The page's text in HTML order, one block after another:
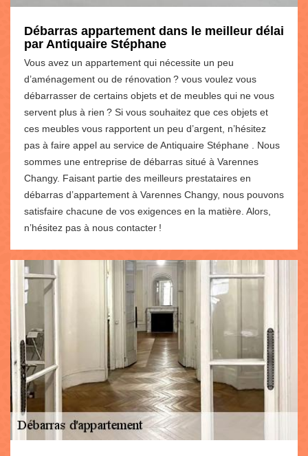
Débarras appartement dans le meilleur délai
par Antiquaire Stéphane
Vous avez un appartement qui nécessite un peu
d’aménagement ou de rénovation ? vous voulez vous
débarrasser de certains objets et de meubles qui ne vous
servent plus à rien ? Si vous souhaitez que ces objets et
ces meubles vous rapportent un peu d’argent, n’hésitez
pas à faire appel au service de Antiquaire Stéphane . Nous
sommes une entreprise de débarras situé à Varennes
Changy. Faisant partie des meilleurs prestataires en
débarras d’appartement à Varennes Changy, nous pouvons
satisfaire chacune de vos exigences en la matière. Alors,
n’hésitez pas à nous contacter !